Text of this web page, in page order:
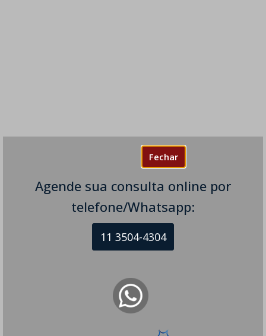
Fechar
Agende sua consulta online por
telefone/Whatsapp:
11 3504-4304